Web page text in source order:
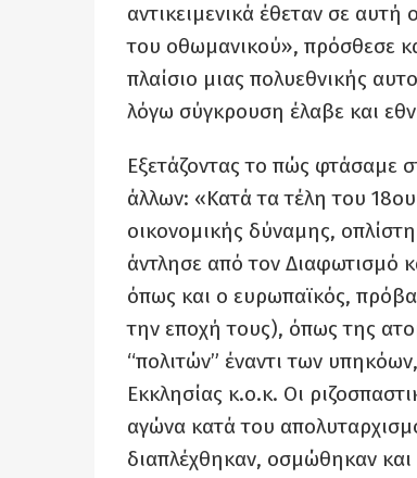
αντικειμενικά έθεταν σε
του οθωμανικού», πρόσθεσε
πλαίσιο μιας πολυεθνικής
λόγω σύγκρουση έλαβε και
Εξετάζοντας το πώς φτάσαμε
άλλων: «Κατά τα τέλη του
οικονομικής δύναμης,
άντλησε από τον Διαφωτισμό
όπως και ο ευρωπαϊκός,
την εποχή τους), όπως της
“πολιτών” έναντι των
Εκκλησίας κ.ο.κ. Οι
αγώνα κατά του
διαπλέχθηκαν, οσμώθηκαν και